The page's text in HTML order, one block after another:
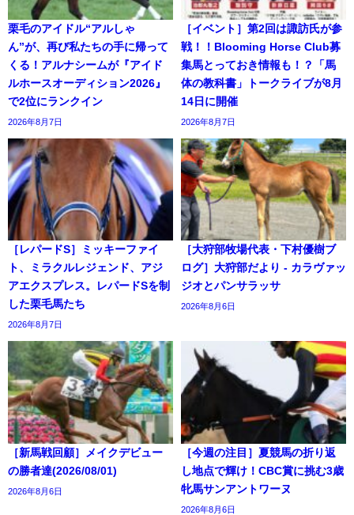
栗毛のアイドル“アルしゃ
ん”が、再び私たちの手に帰って
くる！アルナシームが『アイド
ルホースオーディション2026』
で2位にランクイン
2026年8月7日
［イベント］第2回は諏訪氏が参
戦！！Blooming Horse Club募
集馬とっておき情報も！？「馬
体の教科書」トークライブが8月
14日に開催
2026年8月7日
［レパードS］ミッキーファイ
ト、ミラクルレジェンド、アジ
アエクスプレス。レパードSを制
した栗毛馬たち
2026年8月7日
［大狩部牧場代表・下村優樹ブ
ログ］大狩部だより - カラヴァッ
ジオとパンサラッサ
2026年8月6日
［新馬戦回顧］メイクデビュー
の勝者達(2026/08/01)
2026年8月6日
［今週の注目］夏競馬の折り返
し地点で輝け！CBC賞に挑む3歳
牝馬サンアントワーヌ
2026年8月6日